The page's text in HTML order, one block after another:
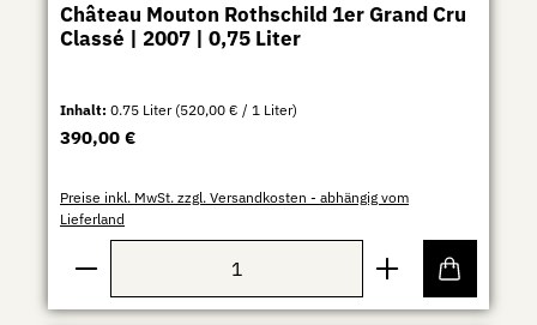
Château Mouton Rothschild 1er Grand Cru
Classé | 2007 | 0,75 Liter
Inhalt:0.75 Liter (520,00 € / 1 Liter)
Regulärer Preis:
390,00 €
Preise inkl. MwSt. zzgl. Versandkosten - abhängig vom
Lieferland
Produkt Anzahl: Gib den gewünschten Wert ein